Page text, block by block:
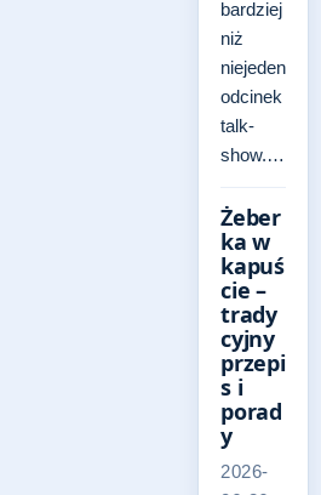
bardziej
niż
niejeden
odcinek
talk-
show.…
Żeber
ka w
kapuś
cie –
trady
cyjny
przepi
s i
porad
y
2026-